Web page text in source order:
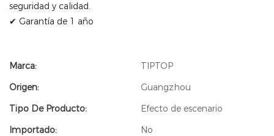
seguridad y calidad.
✔ Garantía de 1 año
Marca:
TIPTOP
Origen:
Guangzhou
Tipo De Producto:
Efecto de escenario
Importado:
No